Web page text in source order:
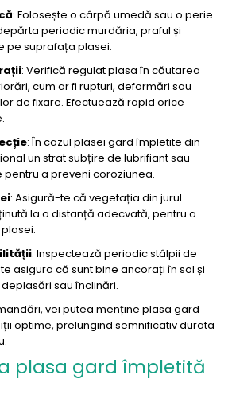
: Folosește o cârpă umedă sau o perie
periodic murdăria, praful și
pe suprafața plasei.
: Verifică regulat plasa în căutarea
cum ar fi rupturi, deformări sau
de fixare. Efectuează rapid orice
: În cazul plasei gard împletite din
un strat subțire de lubrifiant sau
a preveni coroziunea.
: Asigură-te că vegetația din jurul
la o distanță adecvată, pentru a
: Inspectează periodic stâlpii de
asigura că sunt bine ancorați în sol și
sau înclinări.
vei putea menține plasa gard
optime, prelungind semnificativ durata
plasa gard împletită